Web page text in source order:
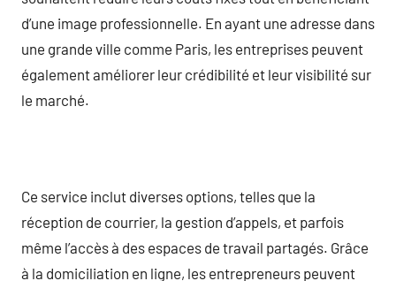
d’une image professionnelle. En ayant une adresse dans
une grande ville comme Paris, les entreprises peuvent
également améliorer leur crédibilité et leur visibilité sur
le marché.
Ce service inclut diverses options, telles que la
réception de courrier, la gestion d’appels, et parfois
même l’accès à des espaces de travail partagés. Grâce
à la domiciliation en ligne, les entrepreneurs peuvent